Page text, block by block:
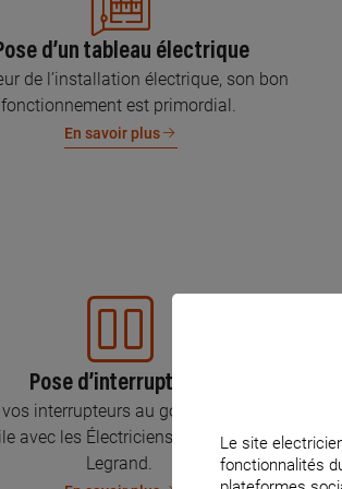
d’un tableau électrique
de l’installation électrique, son bon
fonctionnement est primordial.
En savoir plus
Pose d’interrupteurs
interrupteurs au goût du jour, c’est
avec les Électriciens Certifiés par
Legrand.
Le site
fonctionnalités